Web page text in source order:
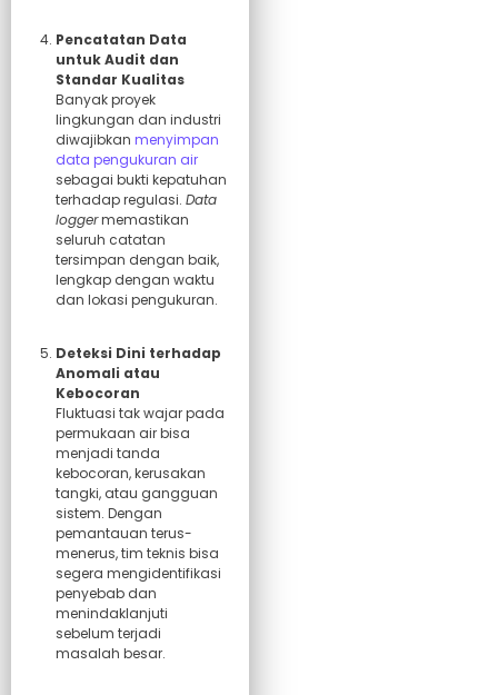
Pencatatan Data
untuk Audit dan
Standar Kualitas
Banyak proyek
lingkungan dan industri
diwajibkan menyimpan
data pengukuran air
sebagai bukti kepatuhan
terhadap regulasi. Data
loggermemastikan
seluruh catatan
tersimpan dengan baik,
lengkap dengan waktu
dan lokasi pengukuran.
Deteksi Dini terhadap
Anomali atau
Kebocoran
Fluktuasi tak wajar pada
permukaan air bisa
menjadi tanda
kebocoran, kerusakan
tangki, atau gangguan
sistem. Dengan
pemantauan terus-
menerus, tim teknis bisa
segera mengidentifikasi
penyebab dan
menindaklanjuti
sebelum terjadi
masalah besar.